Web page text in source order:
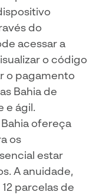
do
acessar a
o código
o pagamento
Bahia de
e ágil.
ofereça
os
estar
A anuidade,
parcelas de